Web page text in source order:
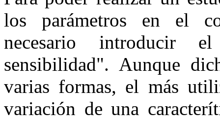
los parámetros en el
necesario introducir
sensibilidad". Aunque
varias formas, el más
variación de una